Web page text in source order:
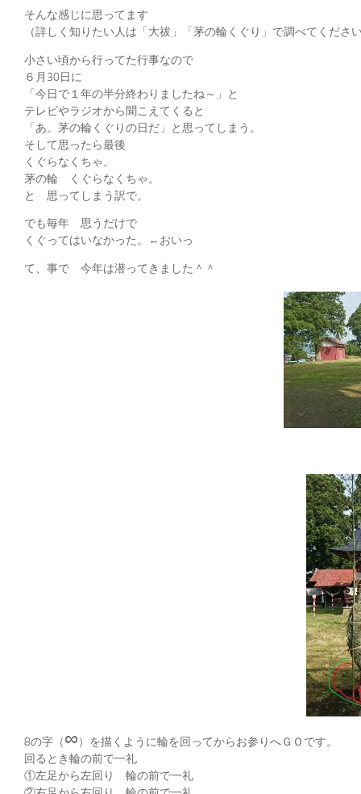
そんな感じに思ってます
（詳しく知りたい人は「大祓」「茅の輪くぐり」で調べてくださ
小さい頃から行ってた行事なので
６月30日に
「今日で１年の半分終わりましたね～」と
テレビやラジオから聞こえてくると
「あ。茅の輪くぐりの日だ」と思ってしまう。
そして思ったら最後
くぐらなくちゃ。
茅の輪 くぐらなくちゃ。
と 思ってしまう訳で。
でも毎年 思うだけで
くぐってはいなかった。←おいっ
て、事で 今年は潜ってきました＾＾
8の字（∞）を描くように輪を回ってからお参りへＧＯです。
回るとき輪の前で一礼
①左足から左回り 輪の前で一礼